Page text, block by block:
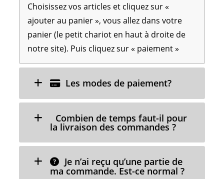
Choisissez vos articles et cliquez sur «
ajouter au panier », vous allez dans votre
panier (le petit chariot en haut à droite de
notre site). Puis cliquez sur « paiement »
Les modes de paiement?
Combien de temps faut-il pour
la livraison des commandes ?
Je n’ai reçu qu’une partie de
ma commande. Est-ce normal ?